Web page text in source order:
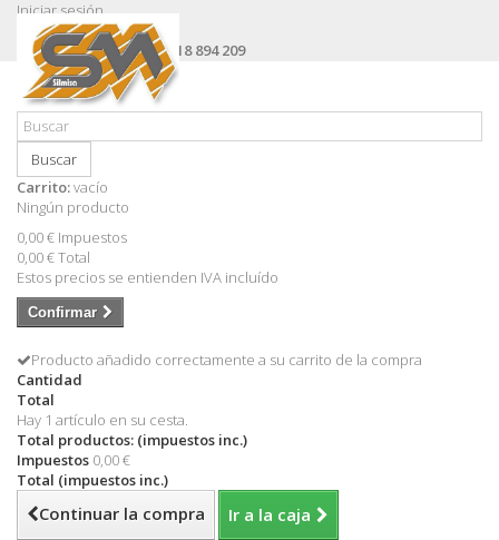
Iniciar sesión
Contacte con nosotros
Llámanos ahora:+34 618 894 209
Buscar
Carrito:vacío
Ningún producto
0,00 € Impuestos
0,00 €Total
Estos precios se entienden IVA incluído
Confirmar
Producto añadido correctamente a su carrito de la compra
Cantidad
Total
Hay 1 artículo en su cesta.
Total productos: (impuestos inc.)
Impuestos 0,00 €
Total (impuestos inc.)
Continuar la compra Ir a la caja